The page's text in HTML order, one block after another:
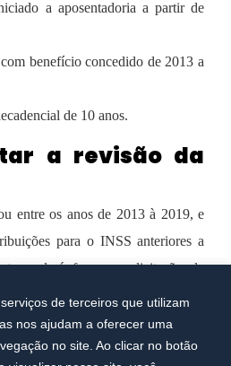
de terceiros que utilizam
nos ajudam a oferecer uma
no site. Ao clicar no botão
a aposentadoria a partir de
benefício concedido de 2013 a
de 10 anos.
a revisão da
entre os anos de 2013 à 2019, e
para o INSS anteriores a
poderá fazer a solicitação da
Justiça Federal, uma vez que já
do STF.